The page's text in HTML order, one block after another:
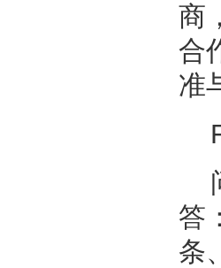
商
合
准
答
条